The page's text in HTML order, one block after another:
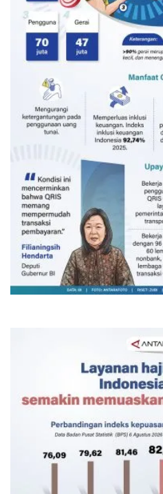
Transaksi QRIS
melesat capai
6 jam lalu